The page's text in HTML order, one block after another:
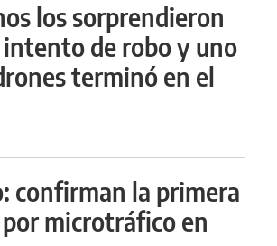
los sorprendieron
de robo y uno
terminó en el
confirman la primera
microtráfico en